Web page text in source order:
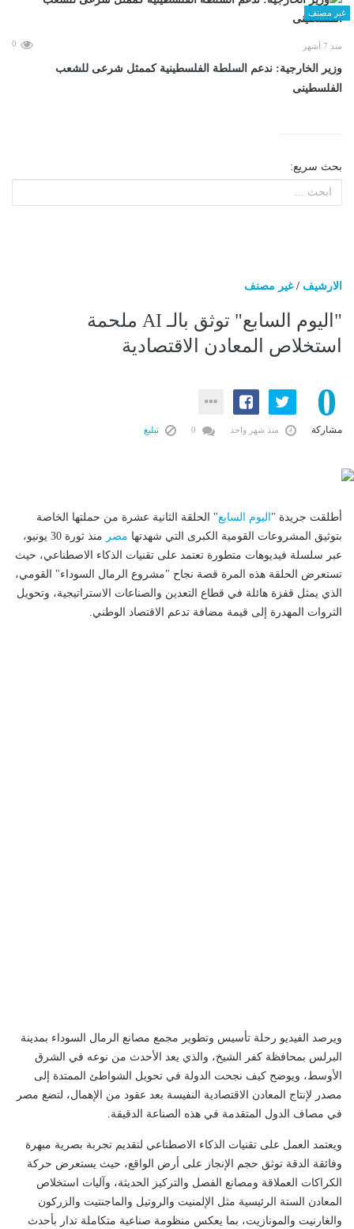
غير مصنف
منذ 7 أشهر 0
وزير الخارجية: ندعم السلطة الفلسطينية كممثل شرعى للشعب
الفلسطينى
بحث سريع:
الارشيف /غير مصنف
"اليوم السابع" توثق بالـ AI ملحمة
استخلاص المعادن الاقتصادية
0
مشاركة منذ شهر واحد تبليغ
أطلقت جريدة "اليوم السابع" الحلقة الثانية عشرة من حملتها الخاصة
بتوثيق المشروعات القومية الكبرى التي شهدتها مصر
منذ ثورة 30 يونيو،
عبر سلسلة فيديوهات متطورة تعتمد على تقنيات الذكاء الاصطناعي، حيث
تستعرض الحلقة هذه المرة قصة نجاح "مشروع الرمال السوداء" القومي،
الذي يمثل قفزة هائلة في قطاع التعدين والصناعات الاستراتيجية، وتحويل
الثروات المهدرة إلى قيمة مضافة تدعم الاقتصاد الوطني.
ويرصد الفيديو رحلة تأسيس وتطوير مجمع مصانع الرمال السوداء بمدينة
البرلس بمحافظة كفر الشيخ، والذي يعد الأحدث من نوعه في الشرق
الأوسط، ويوضح كيف نجحت الدولة في تحويل الشواطئ الممتدة إلى
مصدر لإنتاج المعادن الاقتصادية النفيسة بعد عقود من الإهمال، لتضع مصر
في مصاف الدول المتقدمة في هذه الصناعة الدقيقة.
ويعتمد العمل على تقنيات الذكاء الاصطناعي لتقديم تجربة بصرية مبهرة
وفائقة الدقة توثق حجم الإنجاز على أرض الواقع، حيث يستعرض حركة
الكراكات العملاقة ومصانع الفصل والتركيز الحديثة، وآليات استخلاص
المعادن الستة الرئيسية مثل الإلمنيت والروتيل والماجنتيت والزركون
والغارنيت والمونازيت، بما يعكس منظومة صناعية متكاملة تدار بأحدث